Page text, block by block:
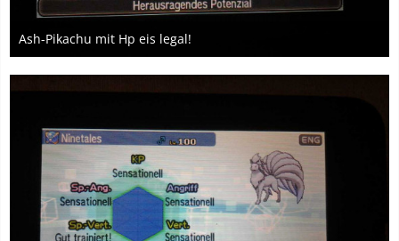
Ash-Pikachu mit Hp eis legal!
18. Mai 2017